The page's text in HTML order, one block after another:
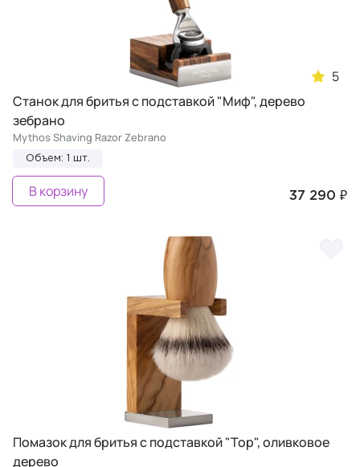
5
Станок для бритья с подставкой "Миф", дерево
зебрано
Mythos Shaving Razor Zebrano
Объем: 1 шт.
37 290 ₽
В корзину
Помазок для бритья с подставкой "Тор", оливковое
дерево